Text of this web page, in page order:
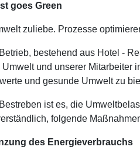
goes Green
zuliebe. Prozesse
bestehend aus Hotel -
Umwelt und unserer Mitarbeiter
und gesunde Umwelt zu
ist es, die
folgende
des Energieverbrauchs